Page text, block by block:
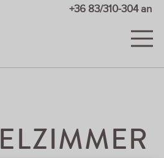
+36 83/310-304 an